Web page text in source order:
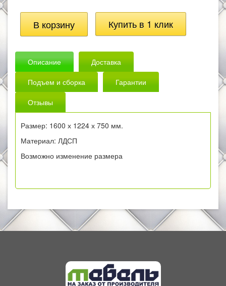
Описание
Доставка
Подъем и сборка
Гарантии
Отзывы
Размер: 1600 х 1224 х 750 мм.
Материал: ЛДСП
Возможно изменение размера